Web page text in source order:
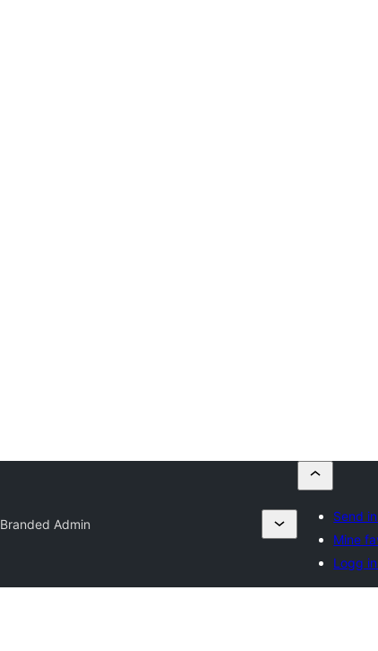
Branded Admin
Send
Mine
Logg